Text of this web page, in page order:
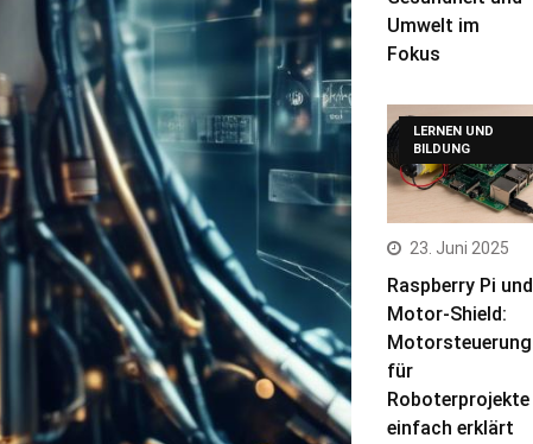
Umwelt im
Fokus
LERNEN UND
BILDUNG
23. Juni 2025
Raspberry Pi und
Motor-Shield:
Motorsteuerung
für
Roboterprojekte
einfach erklärt